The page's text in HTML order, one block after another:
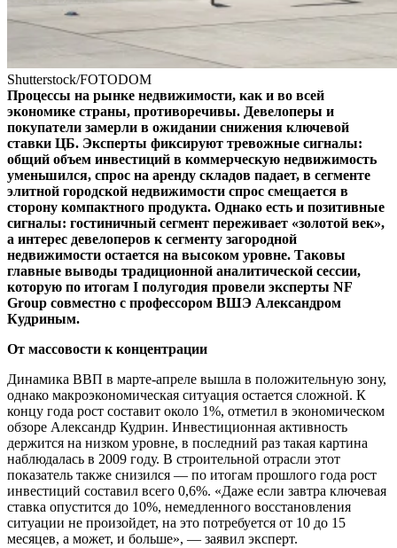
Shutterstock/FOTODOM
Процессы на рынке недвижимости, как и во всей
экономике страны, противоречивы. Девелоперы и
покупатели замерли в ожидании снижения ключевой
ставки ЦБ. Эксперты фиксируют тревожные сигналы:
общий объем инвестиций в коммерческую недвижимость
уменьшился, спрос на аренду складов падает, в сегменте
элитной городской недвижимости спрос смещается в
сторону компактного продукта. Однако есть и позитивные
сигналы: гостиничный сегмент переживает «золотой век»,
а интерес девелоперов к сегменту загородной
недвижимости остается на высоком уровне. Таковы
главные выводы традиционной аналитической сессии,
которую по итогам I полугодия провели эксперты NF
Group совместно с профессором ВШЭ Александром
Кудриным.
От массовости к концентрации
Динамика ВВП в марте-апреле вышла в положительную зону,
однако макроэкономическая ситуация остается сложной. К
концу года рост составит около 1%, отметил в экономическом
обзоре Александр Кудрин. Инвестиционная активность
держится на низком уровне, в последний раз такая картина
наблюдалась в 2009 году. В строительной отрасли этот
показатель также снизился — по итогам прошлого года рост
инвестиций составил всего 0,6%. «Даже если завтра ключевая
ставка опустится до 10%, немедленного восстановления
ситуации не произойдет, на это потребуется от 10 до 15
месяцев, а может, и больше», — заявил эксперт.